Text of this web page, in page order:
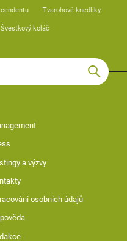
Tvarohové knedlíky
Švestkový koláč
a výzvy
osobních údajů